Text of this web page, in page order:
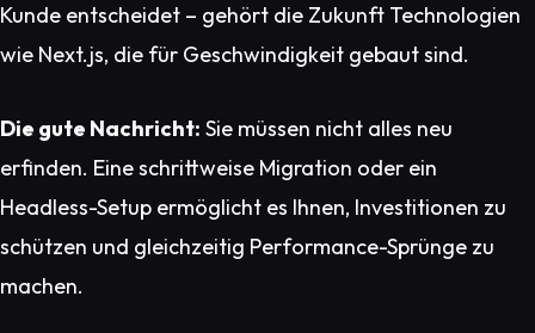
Kunde entscheidet – gehört die Zukunft Technologien
wie Next.js, die für Geschwindigkeit gebaut sind.
Die gute Nachricht: Sie müssen nicht alles neu
erfinden. Eine schrittweise Migration oder ein
Headless-Setup ermöglicht es Ihnen, Investitionen zu
schützen und gleichzeitig Performance-Sprünge zu
machen.